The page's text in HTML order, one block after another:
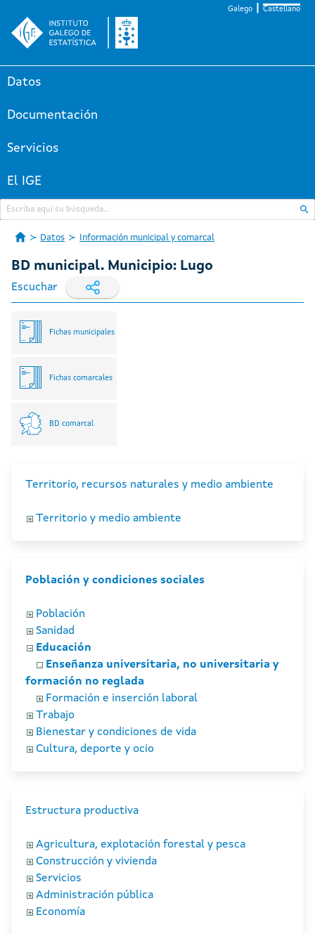
Galego Castellano
Datos
Documentación
Servicios
El IGE
Datos Información municipal y comarcal
BD municipal. Municipio: Lugo
Escuchar
Fichas municipales
Fichas comarcales
BD comarcal
Territorio, recursos naturales y medio ambiente
Territorio y medio ambiente
Población y condiciones sociales
Población
Sanidad
Educación
Enseñanza universitaria, no universitaria y
formación no reglada
Formación e inserción laboral
Trabajo
Bienestar y condiciones de vida
Cultura, deporte y ocio
Estructura productiva
Agricultura, explotación forestal y pesca
Construcción y vivienda
Servicios
Administración pública
Economía